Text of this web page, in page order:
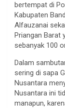
bertempat di
Kabupaten
Alfauzanai
Priangan Barat
sebanyak 100
Dalam
sering di sapa
Nusantara
Nusantara ini
manapun,